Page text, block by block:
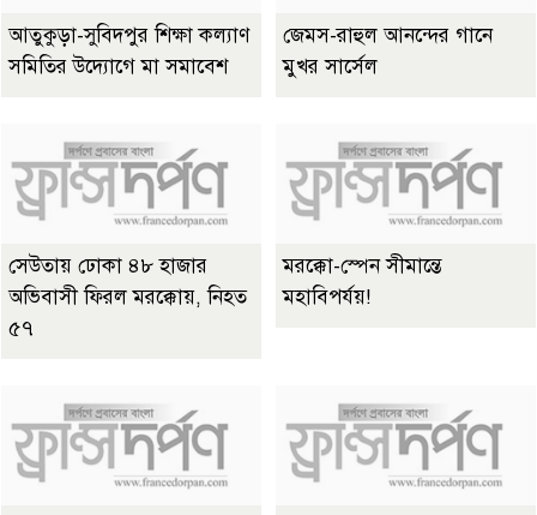
আতুকুড়া-সুবিদপুর শিক্ষা কল্যাণ
সমিতির উদ্যোগে মা সমাবেশ
জেমস-রাহুল আনন্দের গানে
মুখর সার্সেল
সেউতায় ঢোকা ৪৮ হাজার
অভিবাসী ফিরল মরক্কোয়, নিহত
৫৭
মরক্কো-স্পেন সীমান্তে
মহাবিপর্যয়!